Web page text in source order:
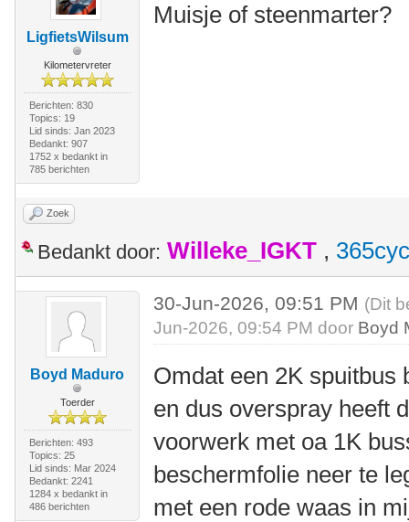
LigfietsWilsum
Kilometervreter
Berichten: 830
Topics: 19
Lid sinds: Jan 2023
Bedankt: 907
1752 x bedankt in
785 berichten
Muisje of steenmarter?
Zoek
Bedankt door: Willeke_IGKT ,
Boyd Maduro
Toerder
Berichten: 493
Topics: 25
Lid sinds: Mar 2024
Bedankt: 2241
1284 x bedankt in
486 berichten
30-Jun-2026, 09:51 PM (Dit
Jun-2026, 09:54 PM door Boyd
Omdat een 2K
en dus overspray heeft
voorwerk met oa 1K
beschermfolie neer te
met een rode waas in